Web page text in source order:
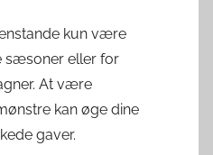
kun være
sæsoner eller for
At være
kan øge dine
gaver.